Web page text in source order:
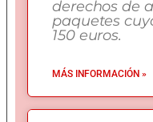
derechos de
paquetes
150 euros.
MÁS INFORMACIÓN »